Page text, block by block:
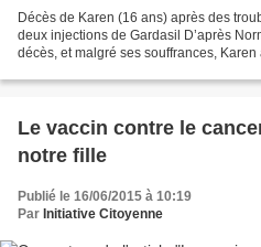
Décès de Karen (16 ans) après des
deux injections de Gardasil D’après
décès, et malgré ses souffrances,
Le vaccin contre le
notre fille
Publié le 16/06/2015 à 10:19
Par Initiative Citoyenne